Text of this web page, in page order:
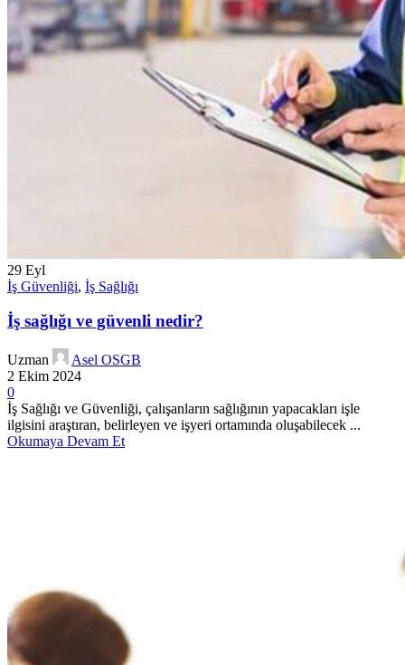
29 Eyl
İş Güvenliği, İş Sağlığı
İş sağlığı ve güvenli nedir?
Uzman
Asel OSGB
2 Ekim 2024
0
İş Sağlığı ve Güvenliği, çalışanların sağlığının yapacakları işle
ilgisini araştıran, belirleyen ve işyeri ortamında oluşabilecek ...
Okumaya Devam Et